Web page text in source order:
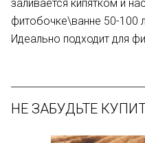
заливается кипятком и
фитобочке\ванне 50-100
Идеально подходит для
НЕ ЗАБУДЬТЕ